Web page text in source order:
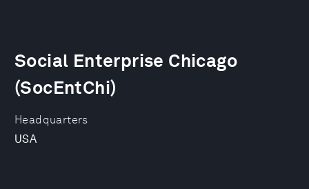
Headquarters
USA
Social Enterprise Chicago
(SocEntChi)